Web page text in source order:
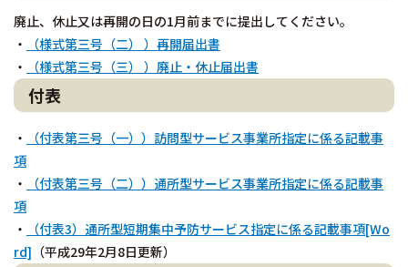
廃止、休止又は再開の日の1月前までに提出してください。
・
（様式第三号（二） ）再開届出書
・
（様式第三号（三） ）廃止・休止届出書
付表
・
（付表第三号（一））訪問型サービス事業所指定に係る記載事
項
・
（付表第三号（二））通所型サービス事業所指定に係る記載事
項
・
（付表3）通所型短期集中予防サービス指定に係る記載事項[Wo
rd] （平成29年2月8日更新）